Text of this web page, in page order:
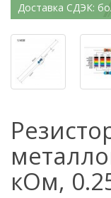
Доставка СДЭК:
кОм,